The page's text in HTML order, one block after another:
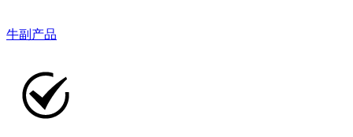
牛副产品